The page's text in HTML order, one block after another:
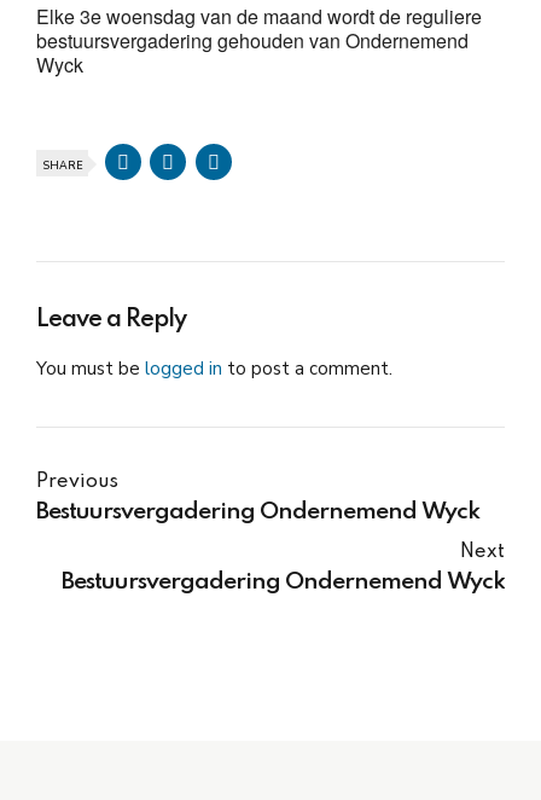
Elke 3e woensdag van de maand wordt de reguliere
bestuursvergadering gehouden van Ondernemend
Wyck
SHARE
Leave a Reply
You must be logged in to post a comment.
Previous
Bestuursvergadering Ondernemend Wyck
Next
Bestuursvergadering Ondernemend Wyck